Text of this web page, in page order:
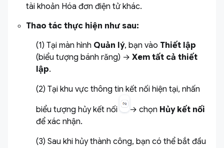
tài khoản Hóa đơn điện tử khác.
Thao tác thực hiện như sau:
(1) Tại màn hình Quản lý, bạn vào Thiết lập
(biểu tượng bánh răng) → Xem tất cả thiết
lập.
(2) Tại khu vực thông tin kết nối hiện tại, nhấn
biểu tượng hủy kết nối → chọn Hủy kết nối
để xác nhận.
(3) Sau khi hủy thành công, bạn có thể bắt đầu